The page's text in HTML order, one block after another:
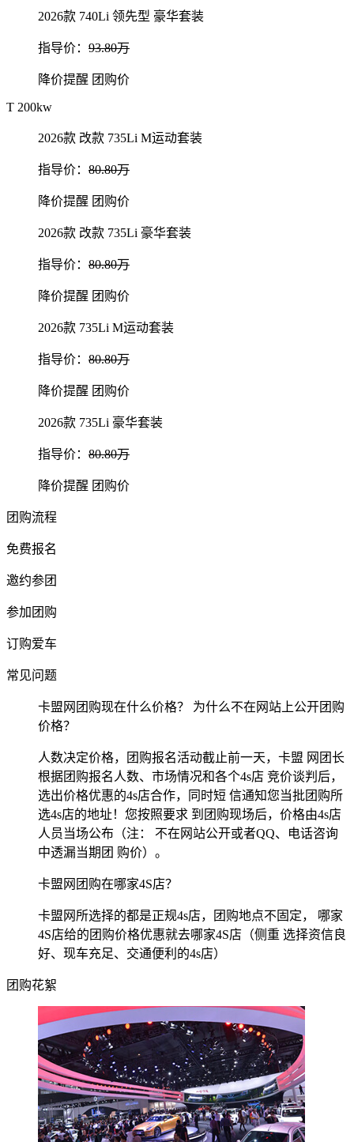
2026款 740Li 领先型 豪华套装
指导价： 93.80万
降价提醒 团购价
T 200kw
2026款 改款 735Li M运动套装
指导价： 80.80万
降价提醒 团购价
2026款 改款 735Li 豪华套装
指导价： 80.80万
降价提醒 团购价
2026款 735Li M运动套装
指导价： 80.80万
降价提醒 团购价
2026款 735Li 豪华套装
指导价： 80.80万
降价提醒 团购价
团购流程
免费报名
邀约参团
参加团购
订购爱车
常见问题
卡盟网团购现在什么价格？ 为什么不在网站上公开团购
价格？
人数决定价格，团购报名活动截止前一天，卡盟 网团长
根据团购报名人数、市场情况和各个4s店 竞价谈判后，
选出价格优惠的4s店合作，同时短 信通知您当批团购所
选4s店的地址！您按照要求 到团购现场后，价格由4s店
人员当场公布（注： 不在网站公开或者QQ、电话咨询
中透漏当期团 购价）。
卡盟网团购在哪家4S店？
卡盟网所选择的都是正规4s店，团购地点不固定， 哪家
4S店给的团购价格优惠就去哪家4S店（侧重 选择资信良
好、现车充足、交通便利的4s店）
团购花絮